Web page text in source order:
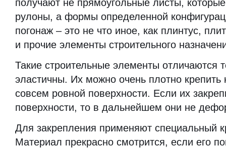
получают не прямоугольные листы,
рулоны, а формы определенной
погонаж – это не что иное, как плинтус,
и прочие элементы строительного
Такие строительные элементы отличаются
эластичны. Их можно очень плотно
совсем ровной поверхности. Если их
поверхности, то в дальнейшем они не
Для закрепления применяют специальный
Материал прекрасно смотрится, если его